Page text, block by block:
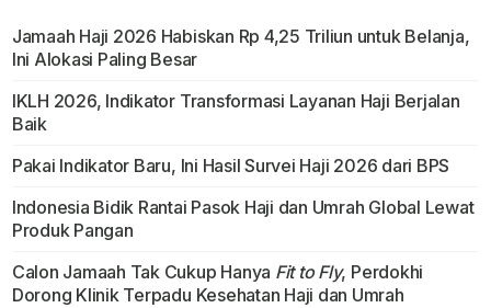
Jamaah Haji 2026 Habiskan Rp 4,25 Triliun untuk Belanja,
Ini Alokasi Paling Besar
IKLH 2026, Indikator Transformasi Layanan Haji Berjalan
Baik
Pakai Indikator Baru, Ini Hasil Survei Haji 2026 dari BPS
Indonesia Bidik Rantai Pasok Haji dan Umrah Global Lewat
Produk Pangan
Calon Jamaah Tak Cukup Hanya Fit to Fly, Perdokhi
Dorong Klinik Terpadu Kesehatan Haji dan Umrah